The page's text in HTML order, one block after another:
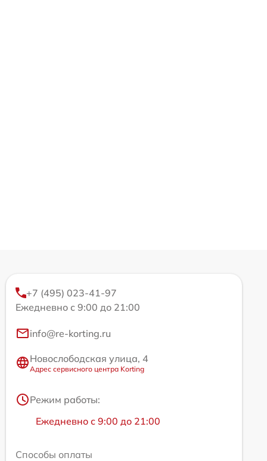
+7 (495) 023-41-97
Ежедневно с 9:00 до 21:00
info@re-korting.ru
Новослободская улица, 4
Адрес сервисного центра Korting
Режим работы:
Ежедневно с 9:00 до 21:00
Способы оплаты